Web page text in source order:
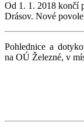
Od 1. 1. 2018 končí
Drásov. Nové
Pohlednice a
na OÚ Železné, v